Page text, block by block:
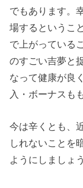
でもあります。
場するというこ
で上がっている
のすごい吉夢と
なって健康が良
入・ボーナスも
今は辛くとも、
しれないことを
ようにしましょう